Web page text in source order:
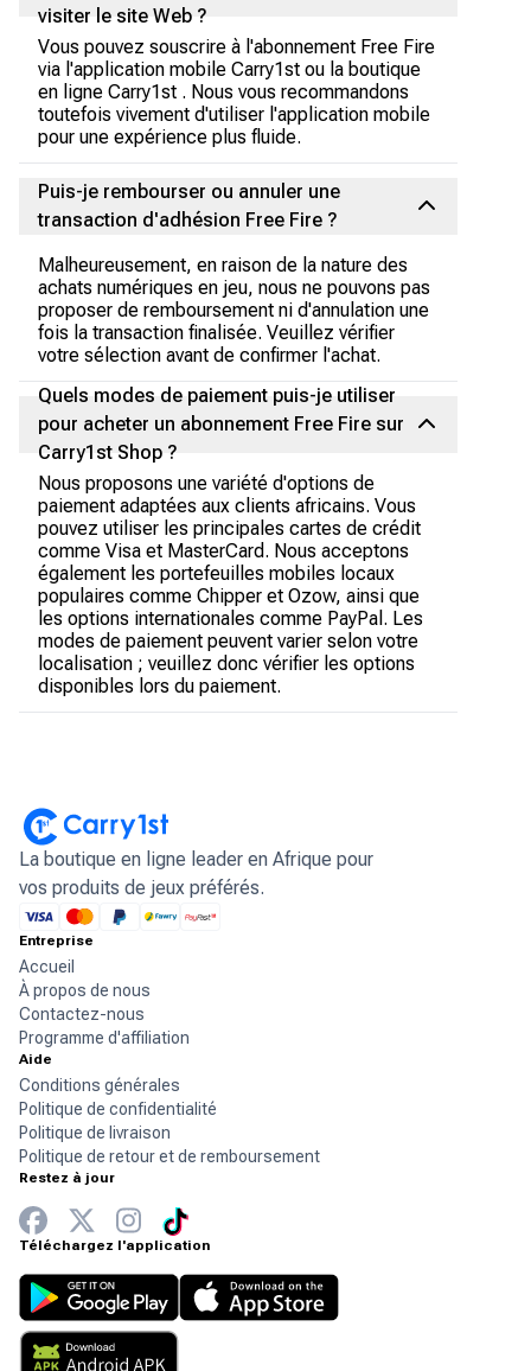
visiter le site Web ?
Vous pouvez souscrire à l'abonnement Free Fire
via l'application mobile Carry1st ou la boutique
en ligne Carry1st . Nous vous recommandons
toutefois vivement d'utiliser l'application mobile
pour une expérience plus fluide.
Puis-je rembourser ou annuler une
transaction d'adhésion Free Fire ?
Malheureusement, en raison de la nature des
achats numériques en jeu, nous ne pouvons pas
proposer de remboursement ni d'annulation une
fois la transaction finalisée. Veuillez vérifier
votre sélection avant de confirmer l'achat.
Quels modes de paiement puis-je utiliser
pour acheter un abonnement Free Fire sur
Carry1st Shop ?
Nous proposons une variété d'options de
paiement adaptées aux clients africains. Vous
pouvez utiliser les principales cartes de crédit
comme Visa et MasterCard. Nous acceptons
également les portefeuilles mobiles locaux
populaires comme Chipper et Ozow, ainsi que
les options internationales comme PayPal. Les
modes de paiement peuvent varier selon votre
localisation ; veuillez donc vérifier les options
disponibles lors du paiement.
La boutique en ligne leader en Afrique pour
vos produits de jeux préférés.
Entreprise
Accueil
À propos de nous
Contactez-nous
Programme d'affiliation
Aide
Conditions générales
Politique de confidentialité
Politique de livraison
Politique de retour et de remboursement
Restez à jour
Téléchargez l'application